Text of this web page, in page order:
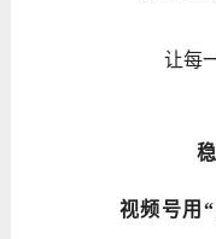
让每
视频号用